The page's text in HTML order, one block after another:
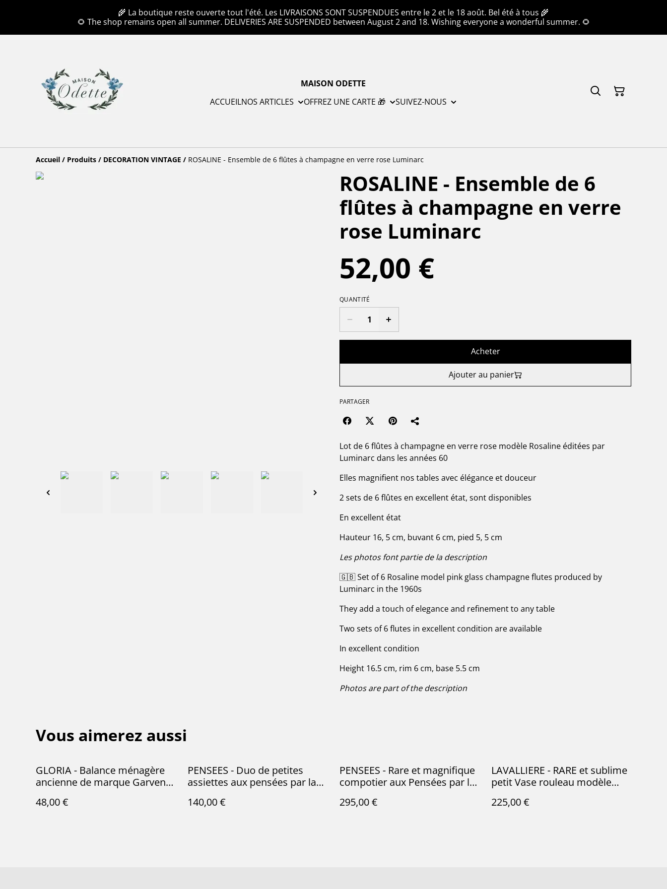
🌾 La boutique reste ouverte tout l'été. Les LIVRAISONS SONT SUSPENDUES entre le 2 et le 18 août. Bel été à tous 🌾
🌻 The shop remains open all summer. DELIVERIES ARE SUSPENDED between August 2 and 18. Wishing everyone a wonderful summer. 🌻
MAISON ODETTE
ACCUEILNOS ARTICLES OFFREZ UNE CARTE 🎁 SUIVEZ-NOUS
Accueil / Produits / DECORATION VINTAGE / ROSALINE - Ensemble de 6 flûtes à champagne en verre rose Luminarc
ROSALINE - Ensemble de 6
flûtes à champagne en verre
rose Luminarc
52,00 €
QUANTITÉ
Acheter
Ajouter au panier
PARTAGER
Lot de 6 flûtes à champagne en verre rose modèle Rosaline éditées par
Luminarc dans les années 60
Elles magnifient nos tables avec élégance et douceur
2 sets de 6 flûtes en excellent état, sont disponibles
En excellent état
Hauteur 16, 5 cm, buvant 6 cm, pied 5, 5 cm
Les photos font partie de la description
🇬🇧 Set of 6 Rosaline model pink glass champagne flutes produced by
Luminarc in the 1960s
They add a touch of elegance and refinement to any table
Two sets of 6 flutes in excellent condition are available
In excellent condition
Height 16.5 cm, rim 6 cm, base 5.5 cm
Photos are part of the description
Vous aimerez aussi
GLORIA - Balance ménagère
ancienne de marque Garvens
48,00 €
PENSEES - Duo de petites
assiettes aux pensées par la
Choisy le Roi - Barbotine
140,00 €
PENSEES - Rare et magnifique
compotier aux Pensées par la
Choisy le Roi (H. Boulenger) -
295,00 €
LAVALLIERE - RARE et sublime
petit Vase rouleau modèle
française Sarreguemines -
225,00 €